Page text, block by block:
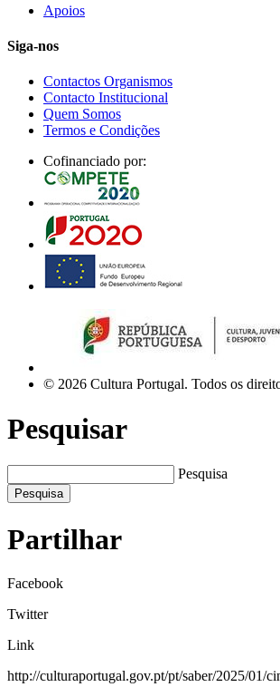
Apoios
Siga-nos
Contactos Organismos
Contacto Institucional
Quem Somos
Termos e Condições
Cofinanciado por:
© 2026 Cultura Portugal. Todos os
Pesquisar
Pesquisa
Pesquisa
Partilhar
Facebook
Twitter
Link
http://culturaportugal.gov.pt/pt/saber/2025/01/